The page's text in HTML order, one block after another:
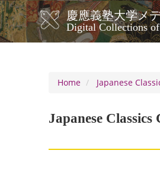
Skip
to
main
content
慶應義塾大学メ
Digital Collections
メ
イ
ビ
シ
ン
Home
Japanese
Japanese Classics